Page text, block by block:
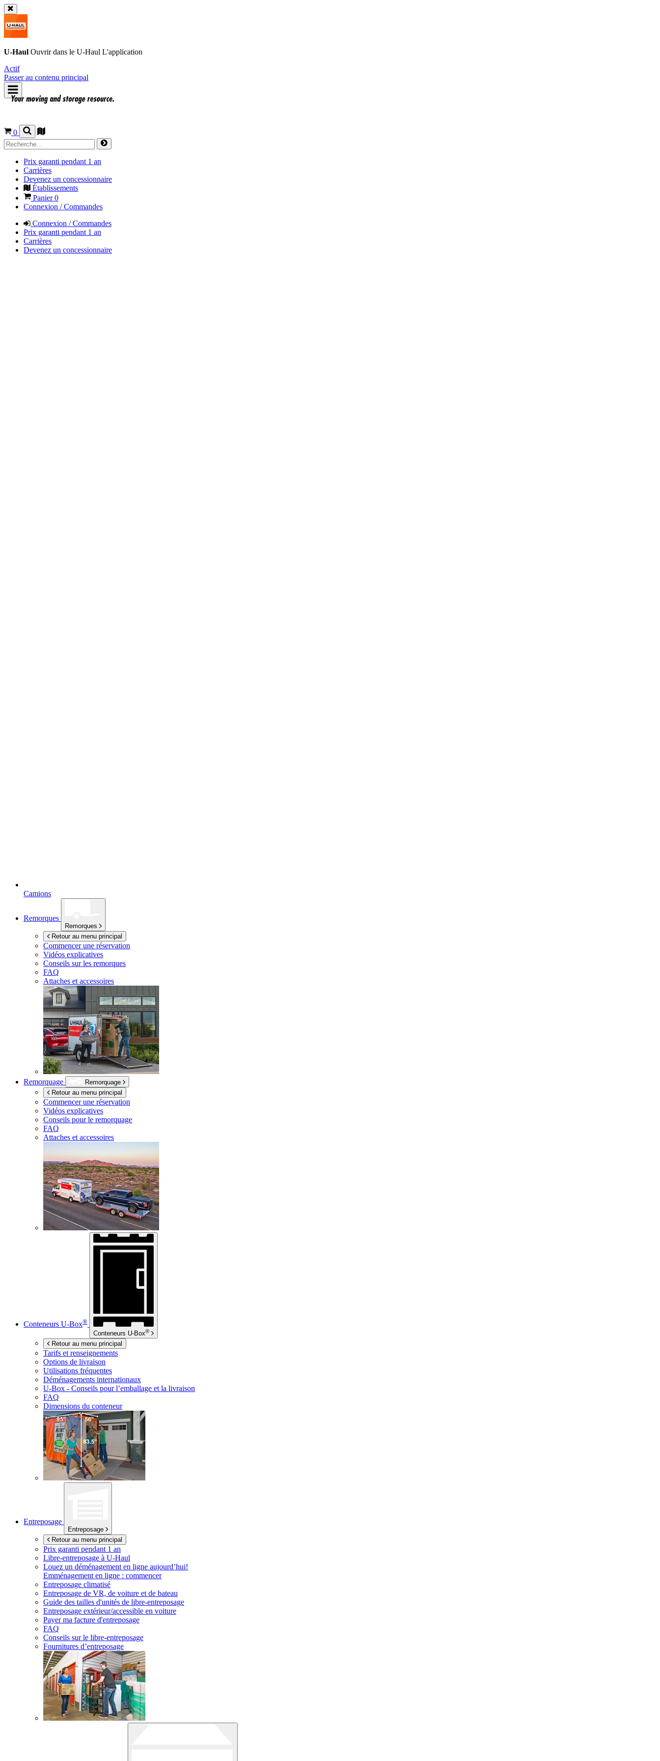
U-Haul Ouvrir dans le U-Haul L'application
Actif
Passer au contenu principal
0
Prix garanti pendant 1 an
Carrières
Devenez un concessionnaire
Établissements
Panier0
Connexion / Commandes
Connexion / Commandes
Prix garanti pendant 1 an
Carrières
Devenez un concessionnaire
Camions
Remorques
Remorques
Retour au menu principal
Commencer une réservation
Vidéos explicatives
Conseils sur les remorques
FAQ
Attaches et accessoires
Remorquage
Remorquage
Retour au menu principal
Commencer une réservation
Vidéos explicatives
Conseils pour le remorquage
FAQ
Attaches et accessoires
Conteneurs U-Box®
Conteneurs U-Box®
Retour au menu principal
Tarifs et renseignements
Options de livraison
Utilisations fréquentes
Déménagements internationaux
U-Box - Conseils pour l’emballage et la livraison
FAQ
Dimensions du conteneur
Entreposage
Entreposage
Retour au menu principal
Prix garanti pendant 1 an
Libre-entreposage à U-Haul
Louez un déménagement en ligne aujourd’hui!
Emménagement en ligne : commencer
Entreposage climatisé
Entreposage de VR, de voiture et de bateau
Guide des tailles d'unités de libre-entreposage
Entreposage extérieur/accessible en voiture
Payer ma facture d'entreposage
FAQ
Conseils sur le libre-entreposage
Fournitures d’entreposage